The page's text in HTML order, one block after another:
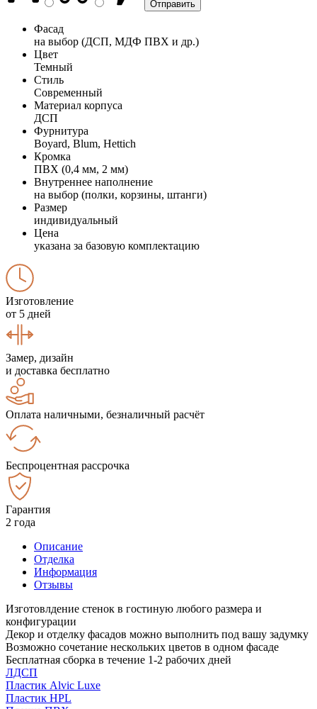
Фасад
на выбор (ДСП, МДФ ПВХ и др.)
Цвет
Темный
Стиль
Современный
Материал корпуса
ДСП
Фурнитура
Boyard, Blum, Hettich
Кромка
ПВХ (0,4 мм, 2 мм)
Внутреннее наполнение
на выбор (полки, корзины, штанги)
Размер
индивидуальный
Цена
указана за базовую комплектацию
Изготовление
от 5 дней
Замер, дизайн
и доставка бесплатно
Оплата наличными, безналичный расчёт
Беспроцентная рассрочка
Гарантия
2 года
Описание
Отделка
Информация
Отзывы
Изготовлдение стенок в гостиную любого размера и
конфигурации
Декор и отделку фасадов можно выполнить под вашу задумку
Возможно сочетание нескольких цветов в одном фасаде
Бесплатная сборка в течение 1-2 рабочих дней
ЛДСП
Пластик Alvic Luxe
Пластик HPL